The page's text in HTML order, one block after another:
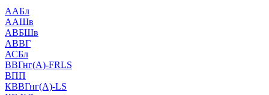
ААБл
ААШв
АВБШв
АВВГ
АСБл
ВВГнг(А)-FRLS
ВПП
КВВГнг(А)-LS